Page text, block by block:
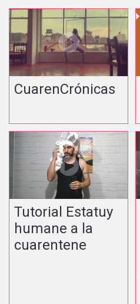
CuarenCrónicas
Tutorial Estatuy
humane a la
cuarentene